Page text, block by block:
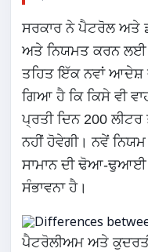
ਸਰਕਾਰ ਨੇ ਪੈਟਰੋਲ ਅਤੇ
ਅਤੇ ਨਿਯਮਤ ਕਰਨ
ਤਹਿਤ ਇੱਕ ਨਵਾਂ ਆਦੇਸ਼
ਗਿਆ ਹੈ ਕਿ ਕਿਸੇ ਵੀ
ਪ੍ਰਤੀ ਦਿਨ 200
ਨਹੀਂ ਹੋਵੇਗੀ। ਨਵੇਂ
ਸਾਮਾਨ ਦੀ ਢੋਆ-ਢੁਆਈ
ਸੰਭਾਵਨਾ ਹੈ।
ਪੈਟਰੋਲੀਅਮ ਅਤੇ